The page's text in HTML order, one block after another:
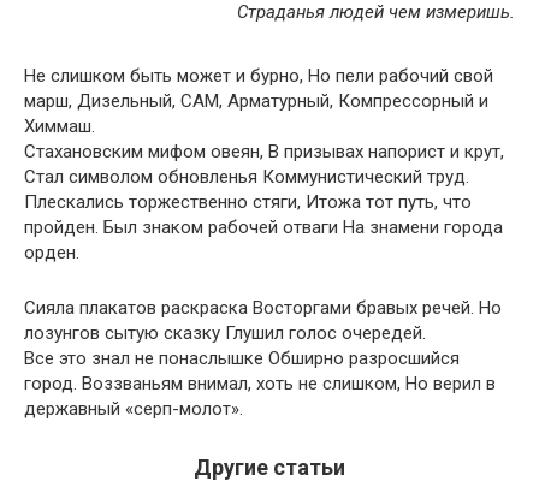
Страданья людей чем измеришь.
Не слишком быть может и бурно, Но пели рабочий свой
марш, Дизельный, САМ, Арматурный, Компрессорный и
Химмаш.
Стахановским мифом овеян, В призывах напорист и крут,
Стал символом обновленья Коммунистический труд.
Плескались торжественно стяги, Итожа тот путь, что
пройден. Был знаком рабочей отваги На знамени города
орден.
Сияла плакатов раскраска Восторгами бравых речей. Но
лозунгов сытую сказку Глушил голос очередей.
Все это знал не понаслышке Обширно разросшийся
город. Воззваньям внимал, хоть не слишком, Но верил в
державный «серп-молот».
Другие статьи